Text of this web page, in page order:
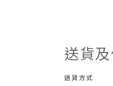
送貨
送貨方式